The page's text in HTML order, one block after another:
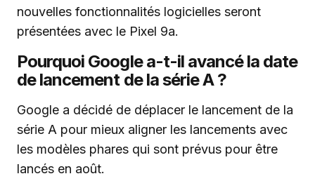
nouvelles fonctionnalités logicielles seront
présentées avec le Pixel 9a.
Pourquoi Google a-t-il avancé la date
de lancement de la série A ?
Google a décidé de déplacer le lancement de la
série A pour mieux aligner les lancements avec
les modèles phares qui sont prévus pour être
lancés en août.